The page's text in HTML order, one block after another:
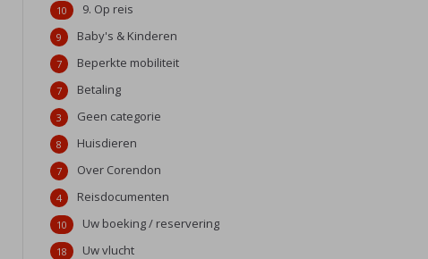
9. Op reis
10
Baby's & Kinderen
9
Beperkte mobiliteit
7
Betaling
7
Geen categorie
3
Huisdieren
8
Over Corendon
7
Reisdocumenten
4
Uw boeking / reservering
10
Uw vlucht
18